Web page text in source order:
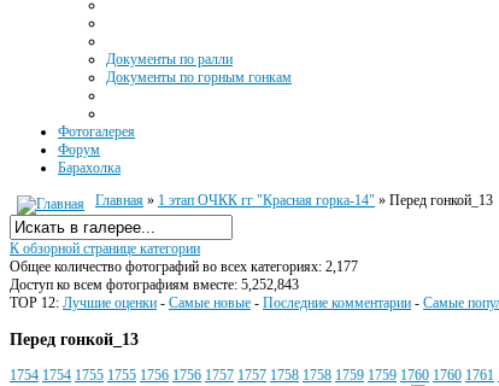
Документы по ралли
Документы по горным гонкам
Фотогалерея
Форум
Барахолка
Главная » 1 этап ОЧКК гг "Красная горка-14" » Перед гонкой_13
К обзорной странице категории
Общее количество фотографий во всех категориях: 2,177
Доступ ко всем фотографиям вместе: 5,252,843
TOP 12: Лучшие оценки - Самые новые - Последние комментарии - Самые
Перед гонкой_13
1754 1754 1755 1755 1756 1756 1757 1757 1758 1758 1759 1759 1760 1760 1761